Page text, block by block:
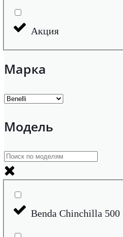
Акция
Марка
Модель
Benda Chinchilla 500